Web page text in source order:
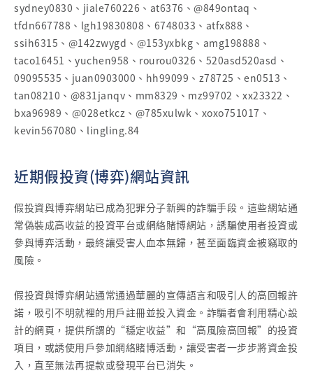
sydney0830、jiale760226、at6376、@849ontaq、
tfdn667788、lgh19830808、6748033、atfx888、
ssih6315、@142zwygd、@153yxbkg、amg198888、
taco16451、yuchen958、rourou0326、520asd520asd、
09095535、juan0903000、hh99099、z78725、en0513、
tan08210、@831janqv、mm8329、mz99702、xx23322、
bxa96989、@028etkcz、@785xulwk、xoxo751017、
kevin567080、lingling.84
近期假投資(博弈)網站資訊
假投資與博弈網站已成為犯罪分子新興的詐騙手段。這些網站通
常偽裝成高收益的投資平台或網絡賭博網站，誘騙使用者投資或
參與博弈活動，最終讓受害人血本無歸，甚至面臨資金被竊取的
風險。
假投資與博弈網站通常通過華麗的宣傳語言和吸引人的高回報許
諾，吸引不明就裡的用戶註冊並投入資金。詐騙者會利用精心設
計的網頁，提供所謂的“穩定收益”和“高風險高回報”的投資
項目，或誘使用戶參加網絡賭博活動，讓受害者一步步將資金投
入，直至無法再提款或發現平台已消失。